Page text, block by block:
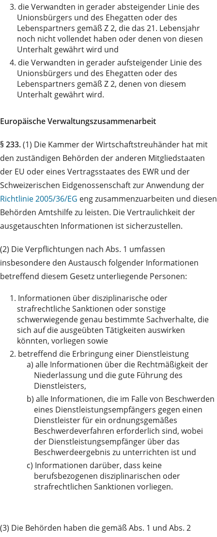
3. die Verwandten in gerader absteigender Linie des
Unionsbürgers und des Ehegatten oder des
Lebenspartners gemäß Z 2, die das 21. Lebensjahr
noch nicht vollendet haben oder denen von diesen
Unterhalt gewährt wird und
4. die Verwandten in gerader aufsteigender Linie des
Unionsbürgers und des Ehegatten oder des
Lebenspartners gemäß Z 2, denen von diesem
Unterhalt gewährt wird.
Europäische Verwaltungszusammenarbeit
§ 233.(1) Die Kammer der Wirtschaftstreuhänder hat mit
den zuständigen Behörden der anderen Mitgliedstaaten
der EU oder eines Vertragsstaates des EWR und der
Schweizerischen Eidgenossenschaft zur Anwendung der
Richtlinie 2005/36/EG eng zusammenzuarbeiten und diesen
Behörden Amtshilfe zu leisten. Die Vertraulichkeit der
ausgetauschten Informationen ist sicherzustellen.
(2) Die Verpflichtungen nach Abs. 1 umfassen
insbesondere den Austausch folgender Informationen
betreffend diesem Gesetz unterliegende Personen:
1. Informationen über disziplinarische oder
strafrechtliche Sanktionen oder sonstige
schwerwiegende genau bestimmte Sachverhalte, die
sich auf die ausgeübten Tätigkeiten auswirken
könnten, vorliegen sowie
2. betreffend die Erbringung einer Dienstleistung
a) alle Informationen über die Rechtmäßigkeit der
Niederlassung und die gute Führung des
Dienstleisters,
b) alle Informationen, die im Falle von Beschwerden
eines Dienstleistungsempfängers gegen einen
Dienstleister für ein ordnungsgemäßes
Beschwerdeverfahren erforderlich sind, wobei
der Dienstleistungsempfänger über das
Beschwerdeergebnis zu unterrichten ist und
c) Informationen darüber, dass keine
berufsbezogenen disziplinarischen oder
strafrechtlichen Sanktionen vorliegen.
(3) Die Behörden haben die gemäß Abs. 1 und Abs. 2